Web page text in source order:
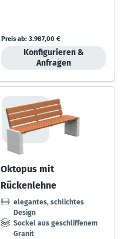
Preis ab: 3.987,00 €
Konfigurieren &
Anfragen
Oktopus mit
Rückenlehne
elegantes, schlichtes
Design
Sockel aus geschliffenem
Granit